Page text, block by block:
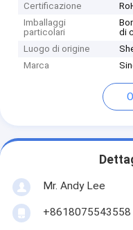
Certificazione
Imballaggi
particolari
di
Luogo di origine
Marca
Mr. Andy Lee
+8618075543558